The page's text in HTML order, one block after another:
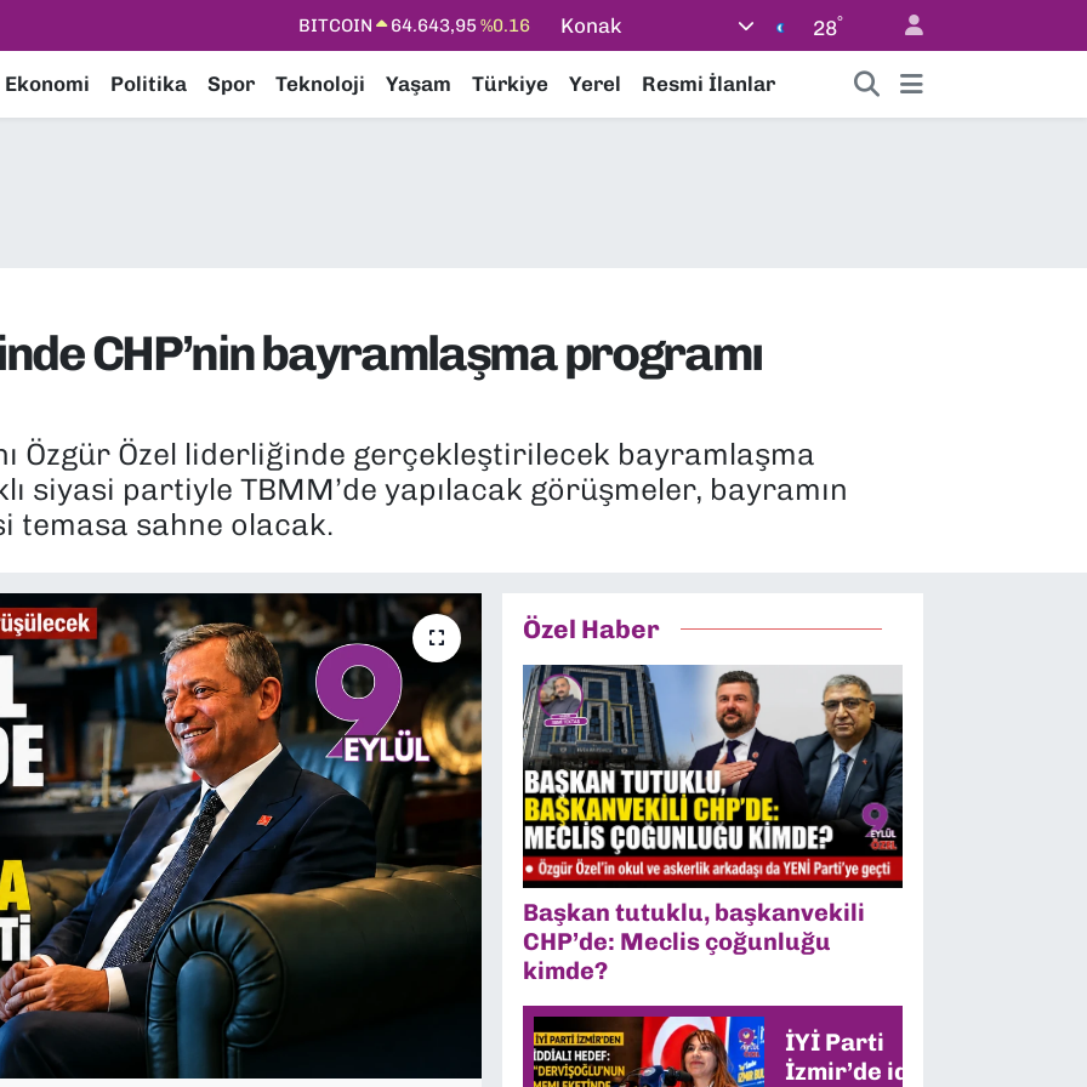
DOLAR
47,6006%0.06
EURO
55,0250%0.02
Konak 28°
Ekonomi Politika Spor Teknoloji Yaşam Türkiye Yerel Resmi İlanlar
CHP’nin bayramlaşma programı
Özgür Özel liderliğinde gerçekleştirilecek bayramlaşma
siyasi partiyle TBMM’de yapılacak görüşmeler, bayramın
temasa sahne olacak.
Özel Haber
Başkan tutuklu, başkanvekili
CHP’de: Meclis çoğunluğu
kimde?
İYİ Parti
İzmir’de iddialı